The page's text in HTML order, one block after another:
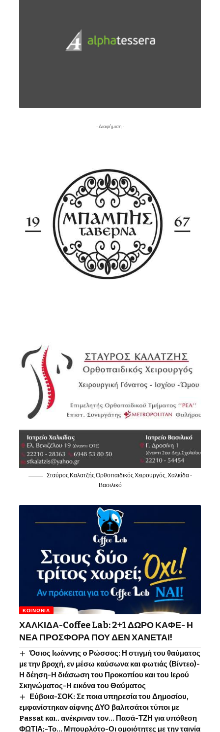
- Διαφήμιση -
Σταύρος Καλατζής Ορθοπαιδικός Χειρουργός, Χαλκίδα -
Βασιλικό
ΚΟΙΝΩΝΊΑ
ΧΑΛΚΙΔΑ-Coffee Lab: 2+1 ΔΩΡΟ ΚΑΦΕ- Η
ΝΕΑ ΠΡΟΣΦΟΡΑ ΠΟΥ ΔΕΝ ΧΑΝΕΤΑΙ!
Όσιος Ιωάννης o Ρώσσος: Η στιγμή του θαύματος
με την βροχή, εν μέσω καύσωνα και φωτιάς (Βίντεο)-
Η δέηση-Η διάσωση του Προκοπίου και του Ιερού
Σκηνώματος-Η εικόνα του Θαύματος
Εύβοια-ΣΟΚ: Σε ποια υπηρεσία του Δημοσίου,
εμφανίστηκαν αίφνης ΔΥΟ βαλιτσάτοι τύποι με
Passat και.. ανέκριναν τον… Πασά-ΤΖΗ για υπόθεση
ΦΩΤΙΑ;-Το… Μπουρλότο-Οι ομοιότητες με την ταινία